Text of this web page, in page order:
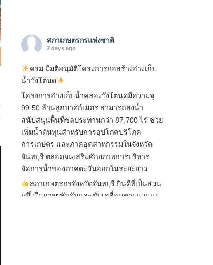
สภาเกษตรกรแห่งชาติ
2 days ago
ครม.มีมติอนุมัติโครงการก่อสร้างอ่างเก็บ
น้ำวังโตนด
โครงการอ่างเก็บน้ำคลองวังโตนดมีความจุ
99.50 ล้านลูกบาศก์เมตร สามารถส่งน้ำ
สนับสนุนพื้นที่ชลประทานกว่า 87,700 ไร่ ช่วย
เพิ่มน้ำต้นทุนสำหรับการอุปโภคบริโภค
การเกษตร และภาคอุตสาหกรรมในจังหวัด
จันทบุรี ตลอดจนเสริมศักยภาพการบริหาร
จัดการน้ำของภาคตะวันออกในระยะยาว
สภาเกษตรกรจังหวัดจันทบุรี ยินดีที่เป็นส่วน
หนึ่งในการผลักดันและขับเคลื่อนตามแผนแม่